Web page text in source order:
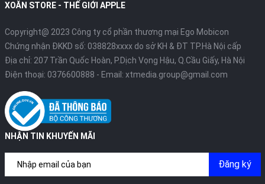
XOĂN STORE - THẾ GIỚI APPLE
Copyright@ 2023 Công ty cổ phần thương mại Ego Mobicon
Chứng nhận ĐKKD số: 038828xxxx do sở KH & ĐT TP.Hà Nội cấp
Địa chỉ: 207 Trần Quốc Hoàn, P.Dịch Vọng Hậu, Q.Cầu Giấy, Hà Nội
Điện thoại: 0376600888 - Email: xtmedia.group@gmail.com
NHẬN TIN KHUYẾN MÃI
Đăng ký